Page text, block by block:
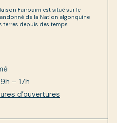
Fairbairn est situé sur le
de la Nation algonquine
terres depuis des temps
– 17h
d’ouvertures